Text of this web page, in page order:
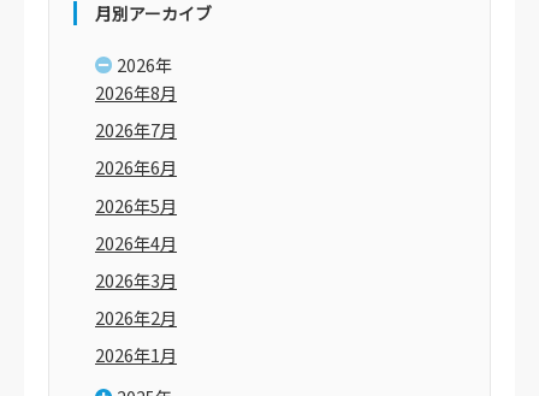
月別アーカイブ
2026年
2026年8月
2026年7月
2026年6月
2026年5月
2026年4月
2026年3月
2026年2月
2026年1月